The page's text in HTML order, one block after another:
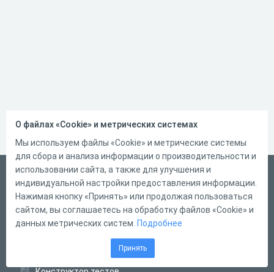
Русский
Справка
Форма обратной связи
О файлах «Cookie» и метрических системах
Мы используем файлы «Cookie» и метрические системы
для сбора и анализа информации о производительности и
использовании сайта, а также для улучшения и
индивидуальной настройки предоставления информации.
Нажимая кнопку «Принять» или продолжая пользоваться
сайтом, вы соглашаетесь на обработку файлов «Cookie» и
данных метрических систем. Подробнее
Принять